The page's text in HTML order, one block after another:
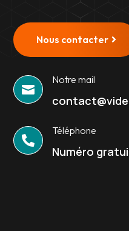
Nous contacter

Notre mail

Téléphone
Numéro